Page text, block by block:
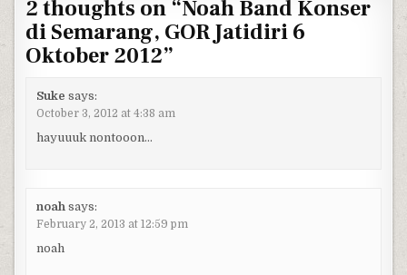
2 thoughts on “Noah Band Konser
di Semarang, GOR Jatidiri 6
Oktober 2012”
Suke says:
October 3, 2012 at 4:38 am
hayuuuk nontooon…
noah says:
February 2, 2013 at 12:59 pm
noah